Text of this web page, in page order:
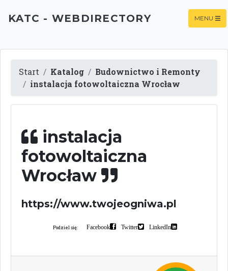
KATC - WEBDIRECTORY MENU
Start Katalog
Budownictwo i Remonty
instalacja fotowoltaiczna Wrocław
instalacja
fotowoltaiczna
Wrocław
https://www.twojeogniwa.pl
Podziel się: Facebook Twitter LinkedIn